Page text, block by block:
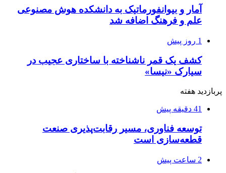
آمار و بیوانفورماتیک به دانشکده هوش مصنوعی
علم و فرهنگ اضافه شد
1 روز پیش
کشف یک قمر ناشناخته با ساختاری عجیب در
سیارک «نیسا»
پربازدید هفته
41 دقیقه پیش
توسعه فناوری، مسیر رقابت‌پذیری صنعت
قطعه‌سازی است
2 ساعت پیش